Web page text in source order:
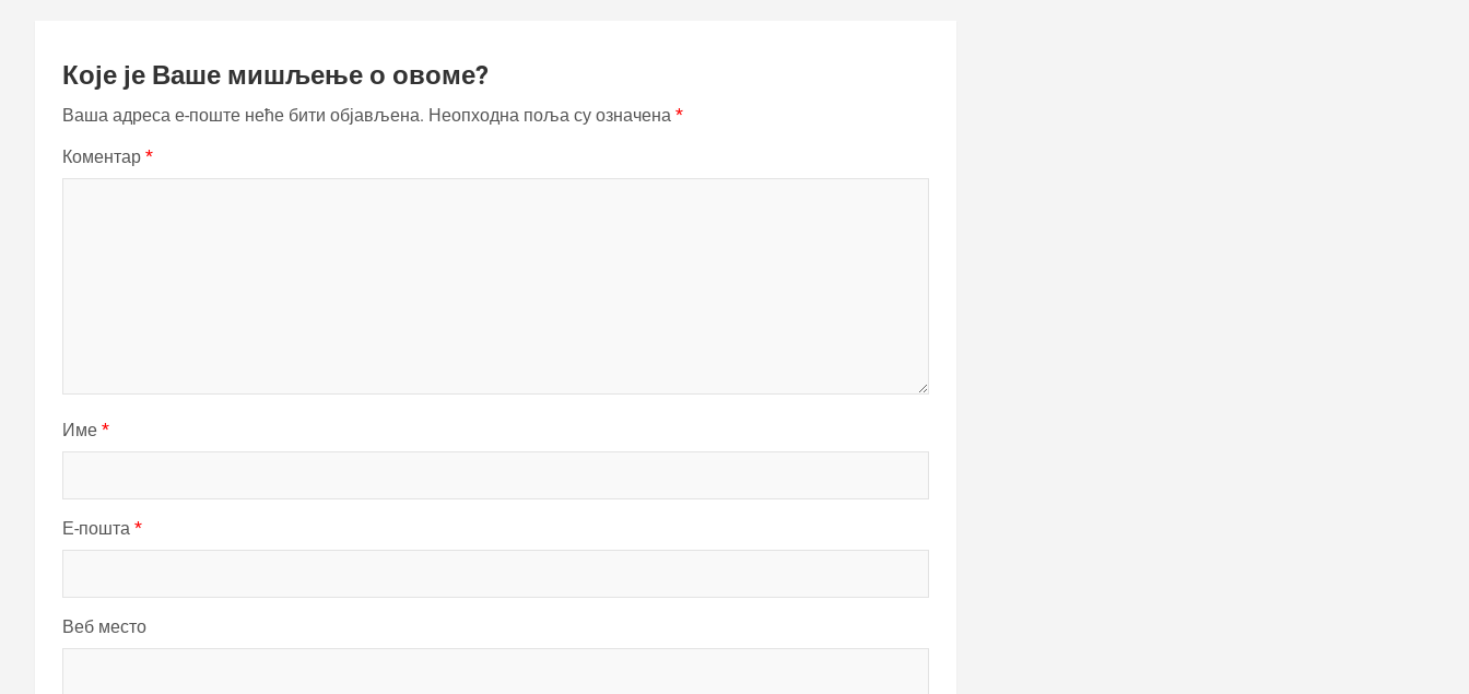
Које је Ваше мишљење о овоме?
Ваша адреса е-поште неће бити објављена. Неопходна поља су означена *
Коментар *
Име *
Е-пошта *
Веб место